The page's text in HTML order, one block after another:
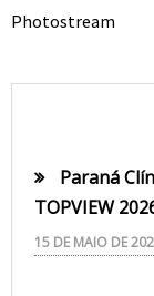
Photostream
Paraná
TOPVIEW
15 DE MAIO DE